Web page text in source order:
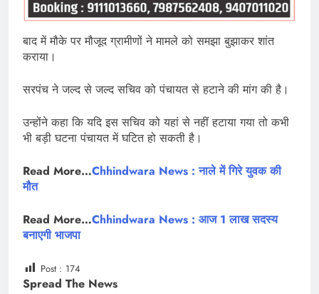
बाद में मौके पर मौजूद ग्रामीणों ने मामले को समझा बुझाकर शांत
कराया।
सरपंच ने जल्द से जल्द सचिव को पंचायत से हटाने की मांग की है।
उन्होंने कहा कि यदि इस सचिव को यहां से नहीं हटाया गया तो कभी
भी बड़ी घटना पंचायत में घटित हो सकती है।
Read More…Chhindwara News : नाले में गिरे युवक की
मौत
Read More…Chhindwara News : आज 1 लाख सदस्य
बनाएगी भाजपा
Post : 174
Spread The News